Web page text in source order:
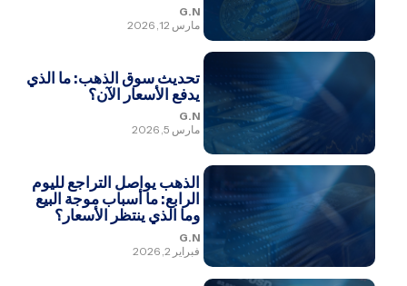
G.N
مارس 12, 2026
تحديث سوق الذهب: ما الذي
يدفع الأسعار الآن؟
G.N
مارس 5, 2026
الذهب يواصل التراجع لليوم
الرابع: ما أسباب موجة البيع
وما الذي ينتظر الأسعار؟
G.N
فبراير 2, 2026